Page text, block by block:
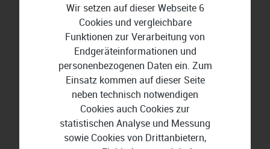
BuchhaltungsButler
Wir setzen auf dieser Webseite 6
Cookies und vergleichbare
Funktionen zur Verarbeitung von
Endgeräteinformationen und
personenbezogenen Daten ein. Zum
Einsatz kommen auf dieser Seite
neben technisch notwendigen
Cookies auch Cookies zur
statistischen Analyse und Messung
sowie Cookies von Drittanbietern,